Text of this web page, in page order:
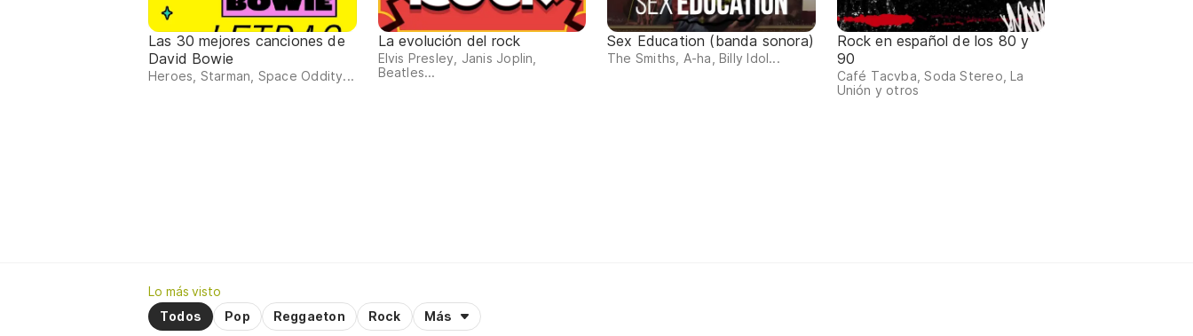
Las 30 mejores canciones de
David Bowie
Heroes, Starman, Space Oddity...
La evolución del rock
Elvis Presley, Janis Joplin,
Beatles...
Sex Education (banda sonora)
The Smiths, A-ha, Billy Idol...
Rock en español de los 80 y
90
Café Tacvba, Soda Stereo, La
Unión y otros
Lo más visto
Todos
Pop Reggaeton Rock Más